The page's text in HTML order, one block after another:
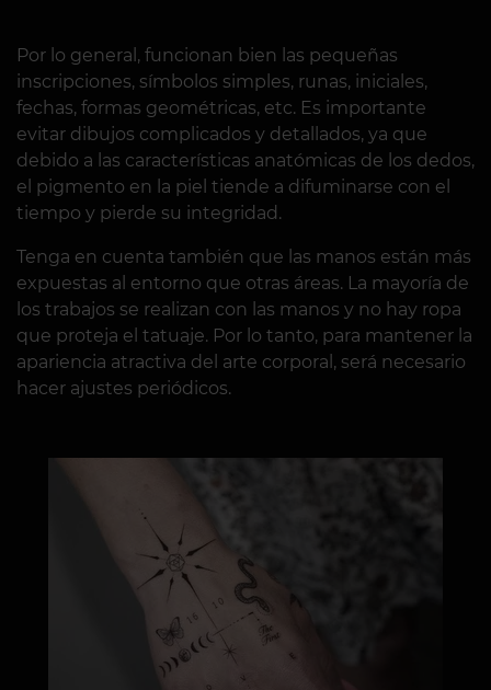
Por lo general, funcionan bien las pequeñas
inscripciones, símbolos simples, runas, iniciales,
fechas, formas geométricas, etc. Es importante
evitar dibujos complicados y detallados, ya que
debido a las características anatómicas de los dedos,
el pigmento en la piel tiende a difuminarse con el
tiempo y pierde su integridad.
Tenga en cuenta también que las manos están más
expuestas al entorno que otras áreas. La mayoría de
los trabajos se realizan con las manos y no hay ropa
que proteja el tatuaje. Por lo tanto, para mantener la
apariencia atractiva del arte corporal, será necesario
hacer ajustes periódicos.